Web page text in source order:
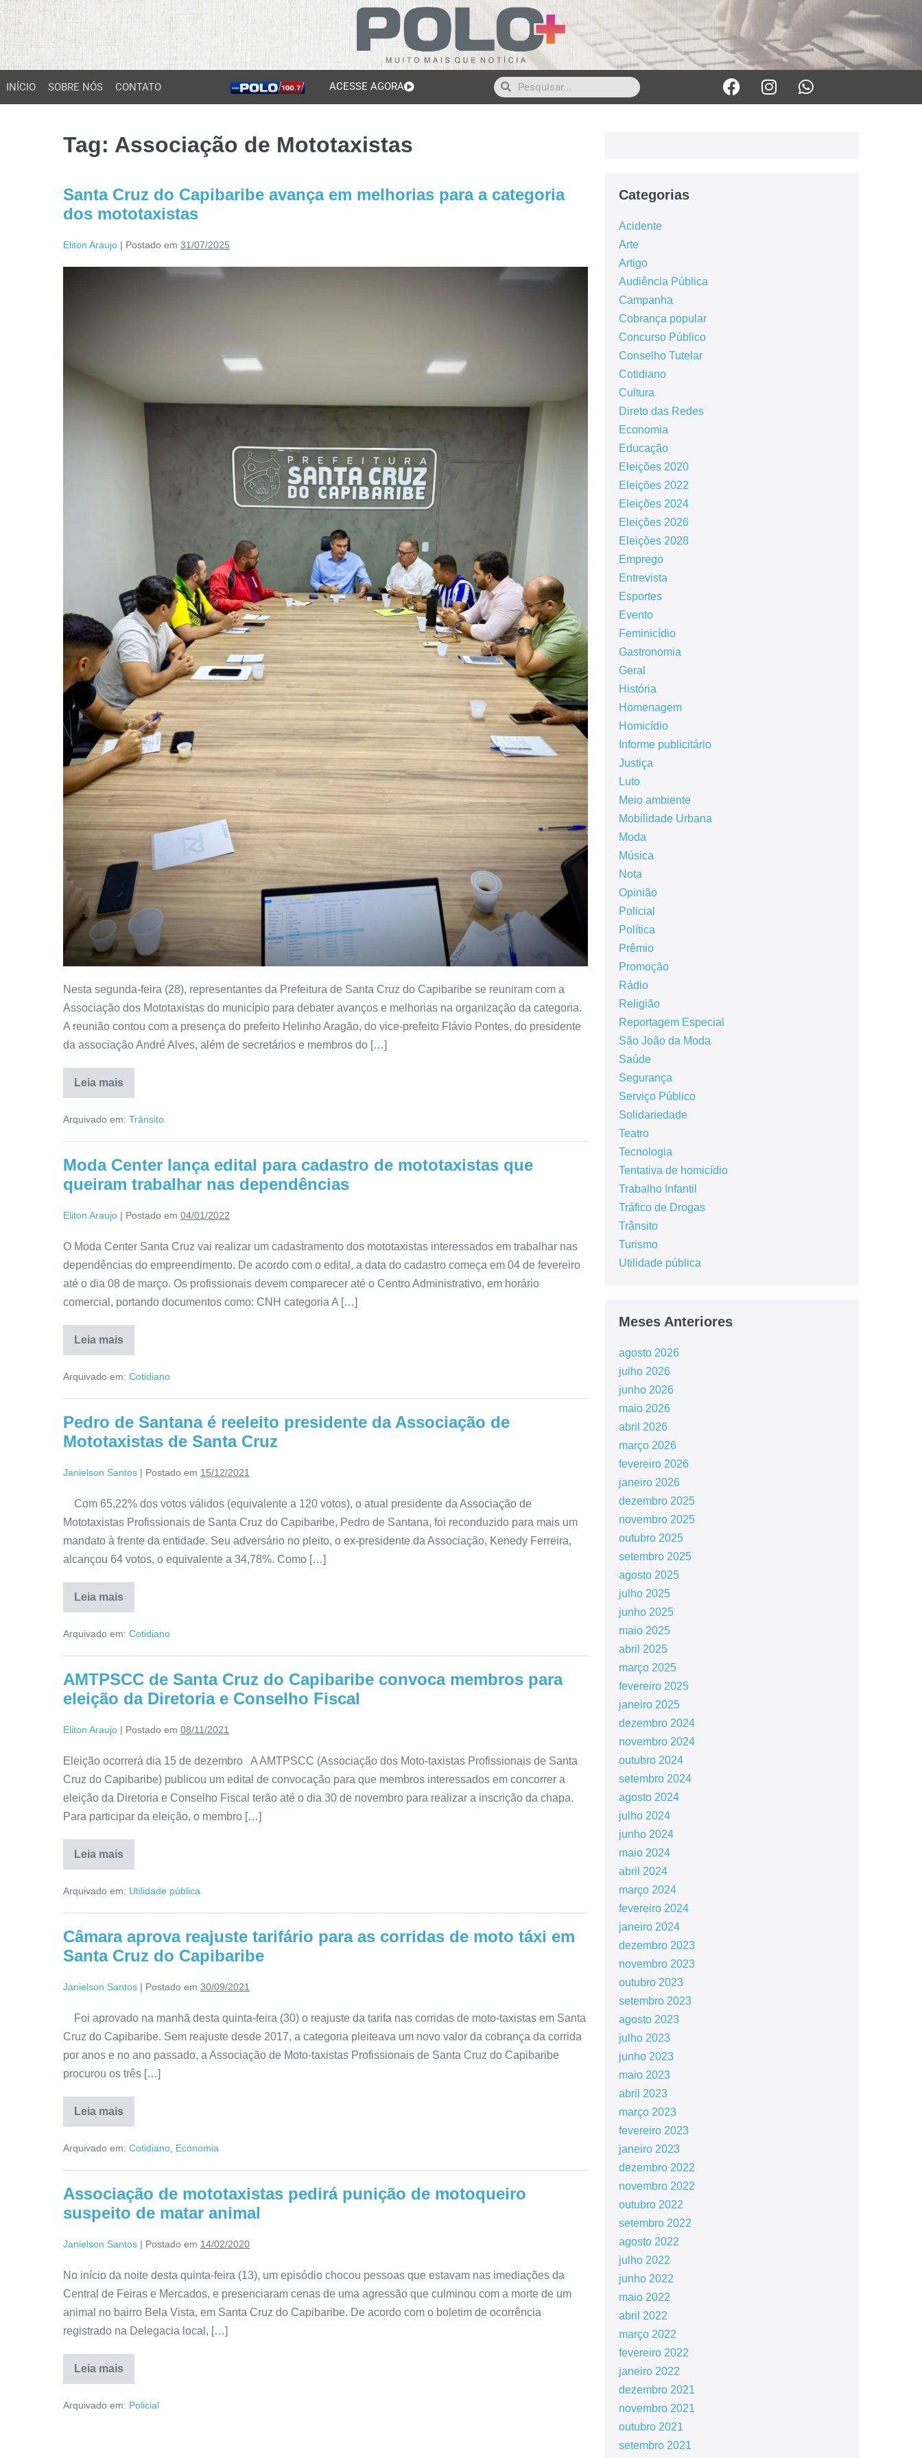
INÍCIO SOBRE NÓS CONTATO ACESSE AGORA
Tag: Associação de Mototaxistas
Santa Cruz do Capibaribe avança em melhorias para a categoria
dos mototaxistas
Eliton Araujo | Postado em 31/07/2025
Nesta segunda-feira (28), representantes da Prefeitura de Santa Cruz do Capibaribe se reuniram com a
Associação dos Mototaxistas do município para debater avanços e melhorias na organização da categoria.
A reunião contou com a presença do prefeito Helinho Aragão, do vice-prefeito Flávio Pontes, do presidente
da associação André Alves, além de secretários e membros do […]
Leia mais
Arquivado em: Trânsito
Moda Center lança edital para cadastro de mototaxistas que
queiram trabalhar nas dependências
Eliton Araujo | Postado em 04/01/2022
O Moda Center Santa Cruz vai realizar um cadastramento dos mototaxistas interessados em trabalhar nas
dependências do empreendimento. De acordo com o edital, a data do cadastro começa em 04 de fevereiro
até o dia 08 de março. Os profissionais devem comparecer até o Centro Administrativo, em horário
comercial, portando documentos como: CNH categoria A […]
Leia mais
Arquivado em: Cotidiano
Pedro de Santana é reeleito presidente da Associação de
Mototaxistas de Santa Cruz
Janielson Santos | Postado em 15/12/2021
Com 65,22% dos votos válidos (equivalente a 120 votos), o atual presidente da Associação de
Mototaxistas Profissionais de Santa Cruz do Capibaribe, Pedro de Santana, foi reconduzido para mais um
mandato à frente da entidade. Seu adversário no pleito, o ex-presidente da Associação, Kenedy Ferreira,
alcançou 64 votos, o equivalente a 34,78%. Como […]
Leia mais
Arquivado em: Cotidiano
AMTPSCC de Santa Cruz do Capibaribe convoca membros para
eleição da Diretoria e Conselho Fiscal
Eliton Araujo | Postado em 08/11/2021
Eleição ocorrerá dia 15 de dezembro A AMTPSCC (Associação dos Moto-taxistas Profissionais de Santa
Cruz do Capibaribe) publicou um edital de convocação para que membros interessados em concorrer a
eleição da Diretoria e Conselho Fiscal terão até o dia 30 de novembro para realizar a inscrição da chapa.
Para participar da eleição, o membro […]
Leia mais
Arquivado em: Utilidade pública
Câmara aprova reajuste tarifário para as corridas de moto táxi em
Santa Cruz do Capibaribe
Janielson Santos | Postado em 30/09/2021
Foi aprovado na manhã desta quinta-feira (30) o reajuste da tarifa nas corridas de moto-taxistas em Santa
Cruz do Capibaribe. Sem reajuste desde 2017, a categoria pleiteava um novo valor da cobrança da corrida
por anos e no ano passado, a Associação de Moto-taxistas Profissionais de Santa Cruz do Capibaribe
procurou os três […]
Leia mais
Arquivado em: Cotidiano Economia
Associação de mototaxistas pedirá punição de motoqueiro
suspeito de matar animal
Janielson Santos | Postado em 14/02/2020
No início da noite desta quinta-feira (13), um episódio chocou pessoas que estavam nas imediações da
Central de Feiras e Mercados, e presenciaram cenas de uma agressão que culminou com a morte de um
animal no bairro Bela Vista, em Santa Cruz do Capibaribe. De acordo com o boletim de ocorrência
registrado na Delegacia local, […]
Leia mais
Arquivado em: Policial
Categorias
Acidente
Arte
Artigo
Audiência Pública
Campanha
Cobrança popular
Concurso Público
Conselho Tutelar
Cotidiano
Cultura
Direto das Redes
Economia
Educação
Eleições 2020
Eleições 2022
Eleições 2024
Eleições 2026
Eleições 2028
Emprego
Entrevista
Esportes
Evento
Feminicídio
Gastronomia
Geral
História
Homenagem
Homicídio
Informe publicitário
Justiça
Luto
Meio ambiente
Mobilidade Urbana
Moda
Música
Nota
Opinião
Policial
Política
Prêmio
Promoção
Rádio
Religião
Reportagem Especial
São João da Moda
Saúde
Segurança
Serviço Público
Solidariedade
Teatro
Tecnologia
Tentativa de homicídio
Trabalho Infantil
Tráfico de Drogas
Trânsito
Turismo
Utilidade pública
Meses Anteriores
agosto 2026
julho 2026
junho 2026
maio 2026
abril 2026
março 2026
fevereiro 2026
janeiro 2026
dezembro 2025
novembro 2025
outubro 2025
setembro 2025
agosto 2025
julho 2025
junho 2025
maio 2025
abril 2025
março 2025
fevereiro 2025
janeiro 2025
dezembro 2024
novembro 2024
outubro 2024
setembro 2024
agosto 2024
julho 2024
junho 2024
maio 2024
abril 2024
março 2024
fevereiro 2024
janeiro 2024
dezembro 2023
novembro 2023
outubro 2023
setembro 2023
agosto 2023
julho 2023
junho 2023
maio 2023
abril 2023
março 2023
fevereiro 2023
janeiro 2023
dezembro 2022
novembro 2022
outubro 2022
setembro 2022
agosto 2022
julho 2022
junho 2022
maio 2022
abril 2022
março 2022
fevereiro 2022
janeiro 2022
dezembro 2021
novembro 2021
outubro 2021
setembro 2021